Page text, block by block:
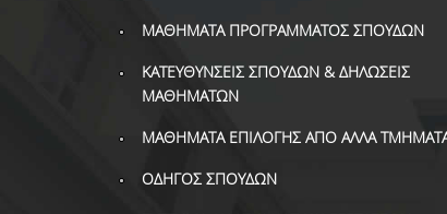
ΜΑΘΗΜΑΤΑ ΠΡΟΓΡΑΜΜΑΤΟΣ ΣΠΟΥΔΩΝ
ΚΑΤΕΥΘΥΝΣΕΙΣ ΣΠΟΥΔΩΝ & ΔΗΛΩΣΕΙΣ
ΜΑΘΗΜΑΤΩΝ
ΜΑΘΗΜΑΤΑ ΕΠΙΛΟΓΗΣ ΑΠΟ ΑΛΛΑ
ΟΔΗΓΟΣ ΣΠΟΥΔΩΝ